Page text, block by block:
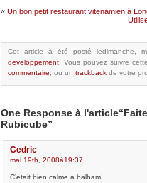
« Un bon petit restaurant vitenamien à
Cet article à été posté ledimanche,
developpement
Vous pouvez suivre
commentaire , ou un trackback de votre
One Response à
Rubicube”
Cedric
mai 19th, 2008à19:37
C’etait bien calme a balham!